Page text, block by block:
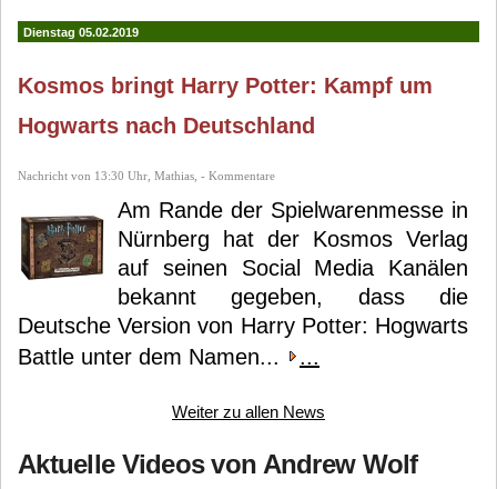
Dienstag 05.02.2019
Kosmos bringt Harry Potter: Kampf um
Hogwarts nach Deutschland
Nachricht von 13:30 Uhr, Mathias, - Kommentare
Am Rande der Spielwarenmesse in
Nürnberg hat der Kosmos Verlag
auf seinen Social Media Kanälen
bekannt gegeben, dass die
Deutsche Version von Harry Potter: Hogwarts
Battle unter dem Namen...
...
Weiter zu allen News
Aktuelle Videos von Andrew Wolf